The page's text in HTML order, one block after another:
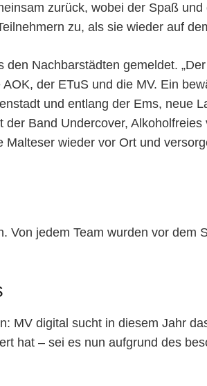
zurück, wobei der Spaß
zu, als sie wieder auf
Nachbarstädten gemeldet.
der ETuS und die MV. Ein
und entlang der Ems, neue
Band Undercover,
wieder vor Ort und
Von jedem Team wurden vor dem
MV digital sucht in diesem Jahr
hat – sei es nun aufgrund des